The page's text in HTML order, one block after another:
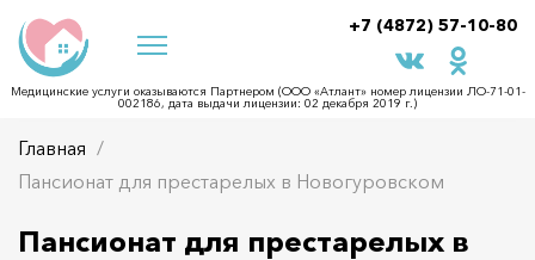
+7 (4872) 57-10-80
Медицинские услуги оказываются Партнером (ООО «Атлант» номер лицензии ЛО-71-01-
002186, дата выдачи лицензии: 02 декабря 2019 г.)
Главная
Пансионат для престарелых в Новогуровском
Пансионат для престарелых в